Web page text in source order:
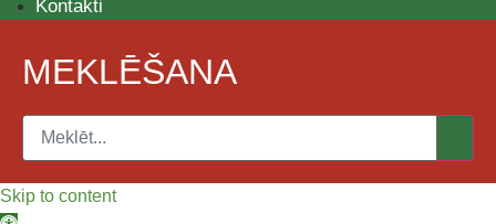
Kontakti
MEKLĒŠANA
Skip to content